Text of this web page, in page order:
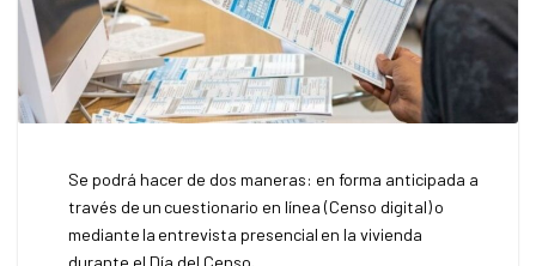
Se podrá hacer de dos maneras: en forma anticipada a
través de un cuestionario en línea (Censo digital) o
mediante la entrevista presencial en la vivienda